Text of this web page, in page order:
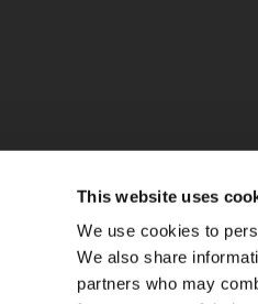
This website uses
We use cookies to
We also share
partners who may